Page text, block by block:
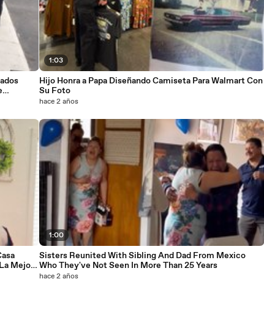
Mejor
1:03
Hijo Honra a Papa Diseñando Camiseta Para Walmart Con
Su Foto
hace 2 años
1:00
Sisters Reunited With Sibling And Dad From Mexico
Who They've Not Seen In More Than 25 Years
hace 2 años